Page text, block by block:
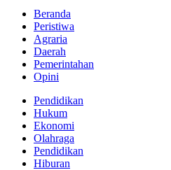
Beranda
Peristiwa
Agraria
Daerah
Pemerintahan
Opini
Pendidikan
Hukum
Ekonomi
Olahraga
Pendidikan
Hiburan